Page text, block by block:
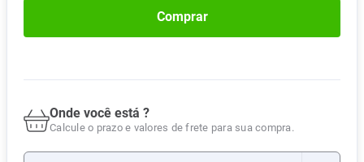
Comprar
Onde você está ?
Calcule o prazo e valores de frete para sua compra.